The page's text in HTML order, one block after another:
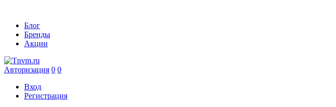
Блог
Бренды
Акции
Авторизация 0 0
Вход
Регистрация